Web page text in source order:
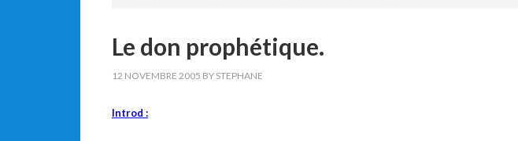
Le don prophétique.
12 NOVEMBRE 2005 BY STEPHANE
Introd :